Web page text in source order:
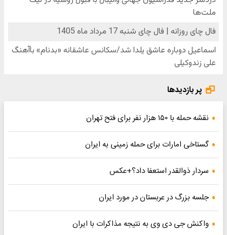
پر بازدیدها
نقشه حمله با ۱۵۰ هزار نفر برای فتح تهران
گستاخی امارات برای حمله زمینی به ایران
سردار ذوالقدر استعفا داد؟+عکس
جلسه بزرگ در عربستان در مورد ایران
واکنش جی دی وی به نتیجه مذاکرات با ایران